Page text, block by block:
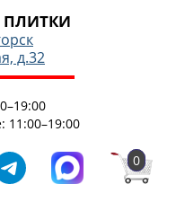
ПЛИТКИ
д.32
11:00–19:00
0